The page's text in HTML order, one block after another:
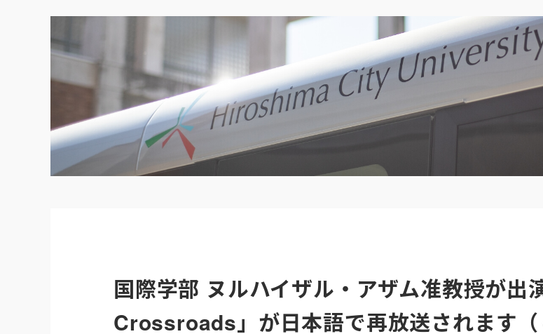
国際学部 ヌルハイザル・アザム准教授が
Crossroads」が日本語で再放送されます（